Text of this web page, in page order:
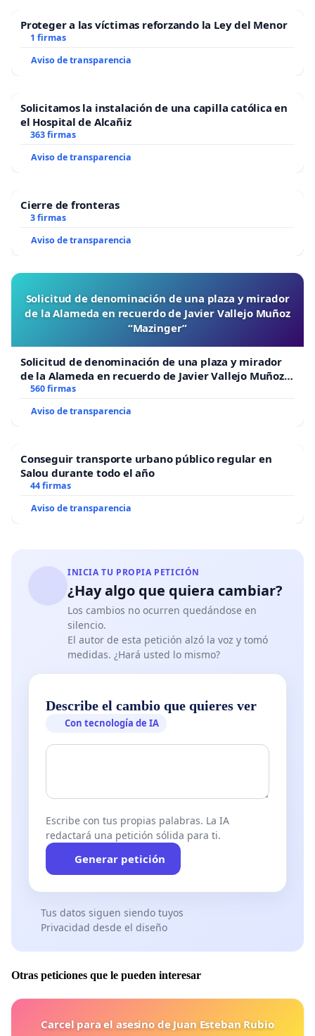
Proteger a las víctimas reforzando la Ley del Menor
1 firmas
Aviso de transparencia
Solicitamos la instalación de una capilla católica en
el Hospital de Alcañiz
363 firmas
Aviso de transparencia
Cierre de fronteras
3 firmas
Aviso de transparencia
Solicitud de denominación de una plaza y mirador
de la Alameda en recuerdo de Javier Vallejo Muñoz
“Mazinger”
Solicitud de denominación de una plaza y mirador
de la Alameda en recuerdo de Javier Vallejo Muñoz
“Mazinger”
560 firmas
Aviso de transparencia
Conseguir transporte urbano público regular en
Salou durante todo el año
44 firmas
Aviso de transparencia
INICIA TU PROPIA PETICIÓN
¿Hay algo que quiera cambiar?
Los cambios no ocurren quedándose en
silencio.
El autor de esta petición alzó la voz y tomó
medidas. ¿Hará usted lo mismo?
Describe el cambio que quieres ver
Con tecnología de IA
Escribe con tus propias palabras. La IA
redactará una petición sólida para ti.
Generar petición
Tus datos siguen siendo tuyos
Privacidad desde el diseño
Otras peticiones que le pueden interesar
Carcel para el asesino de Juan Esteban Rubio